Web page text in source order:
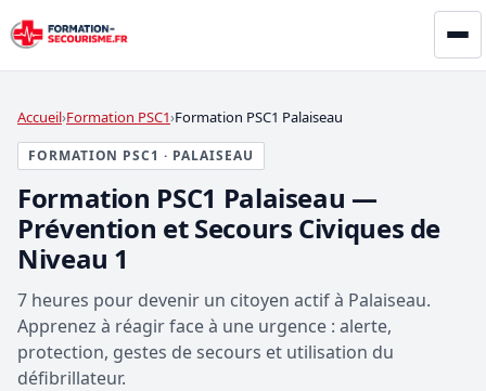
Accueil Formation PSC1 Formation PSC1 Palaiseau
FORMATION PSC1 · PALAISEAU
Formation PSC1 Palaiseau —
Prévention et Secours Civiques de
Niveau 1
7 heures pour devenir un citoyen actif à Palaiseau.
Apprenez à réagir face à une urgence : alerte,
protection, gestes de secours et utilisation du
défibrillateur.